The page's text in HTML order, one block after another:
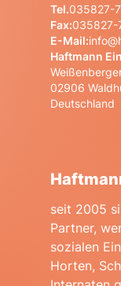
Tel.035827-
Fax:035827-
E-Mail:
Haftmann
02906
Deutschland
seit 2005
Partner,
sozialen
Horten,